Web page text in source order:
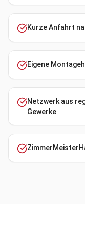
Kurze Anfahrt
Eigene
Netzwerk aus
Gewerke